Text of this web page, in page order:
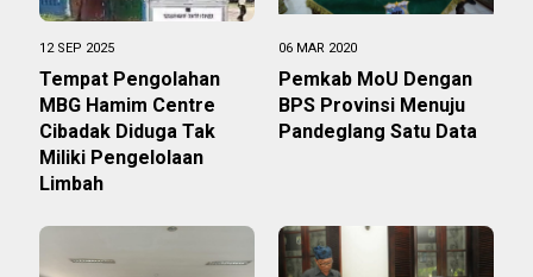
12 SEP 2025
Tempat Pengolahan
MBG Hamim Centre
Cibadak Diduga Tak
Miliki Pengelolaan
Limbah
06 MAR 2020
Pemkab MoU Dengan
BPS Provinsi Menuju
Pandeglang Satu Data